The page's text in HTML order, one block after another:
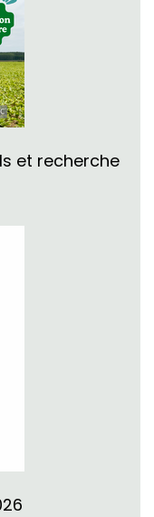
et recherche